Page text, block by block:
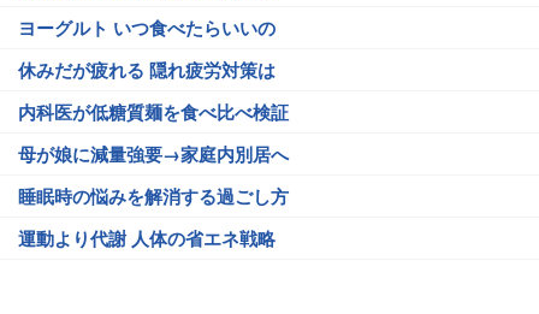
ヨーグルト いつ食べたらいいの
休みだが疲れる 隠れ疲労対策は
内科医が低糖質麺を食べ比べ検証
母が娘に減量強要→家庭内別居へ
睡眠時の悩みを解消する過ごし方
運動より代謝 人体の省エネ戦略